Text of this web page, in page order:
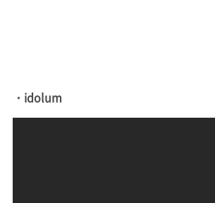
・idolum